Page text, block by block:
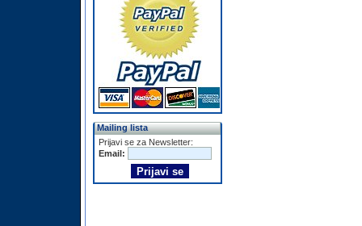
Mailing lista
Prijavi se za Newsletter:
Email: